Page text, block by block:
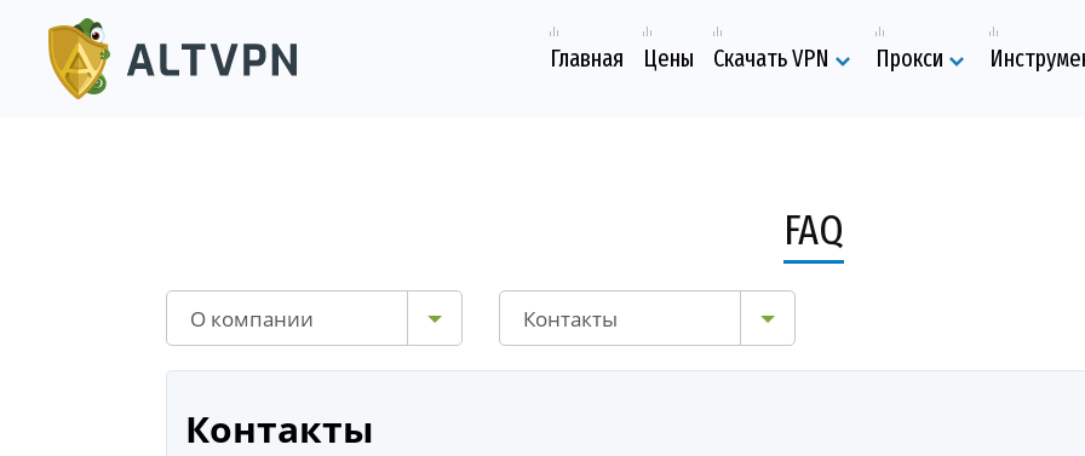
Главная Цены Скачать VPN Прокси
FAQ
О компании Контакты
Контакты